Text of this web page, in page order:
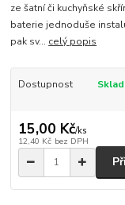
ze šatní či kuchyňské
baterie jednoduše
pak sv... celý popis
Dostupnost
15,00 Kč/ks
12,40 Kč bez DPH